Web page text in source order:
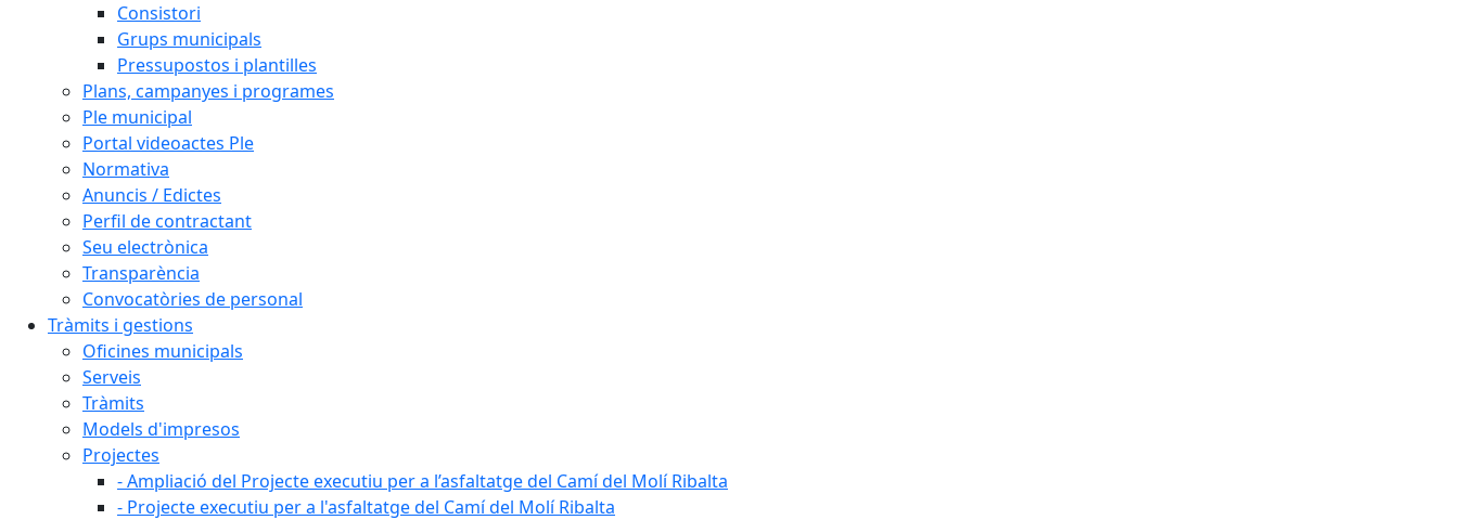
Consistori
Grups municipals
Pressupostos i plantilles
Plans, campanyes i programes
Ple municipal
Portal videoactes Ple
Normativa
Anuncis / Edictes
Perfil de contractant
Seu electrònica
Transparència
Convocatòries de personal
Tràmits i gestions
Oficines municipals
Serveis
Tràmits
Models d'impresos
Projectes
- Ampliació del Projecte executiu per a l’asfaltatge del Camí del Molí Ribalta
- Projecte executiu per a l'asfaltatge del Camí del Molí Ribalta